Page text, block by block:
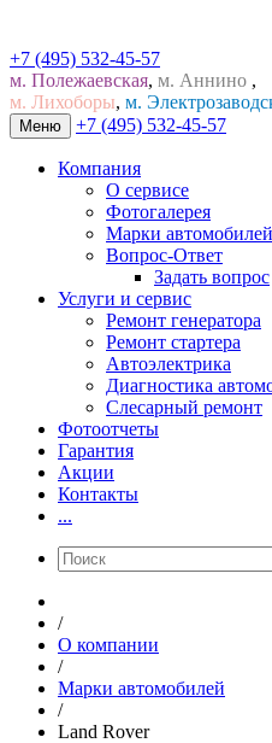
+7 (495) 532-45-57
м. Полежаевская, м. Аннино ,
м. Лихоборы, м.
Меню +7 (495) 532-45-57
Компания
О сервисе
Фотогалерея
Марки автомобилей
Вопрос-Ответ
Задать вопрос
Услуги и сервис
Ремонт генератора
Ремонт стартера
Автоэлектрика
Диагностика
Слесарный ремонт
Фотоотчеты
Гарантия
Акции
Контакты
...
/
О компании
/
Марки автомобилей
/
Land Rover